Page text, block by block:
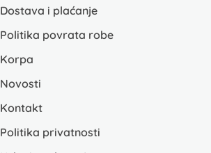
Dostava i plaćanje
Politika povrata robe
Korpa
Novosti
Kontakt
Politika privatnosti